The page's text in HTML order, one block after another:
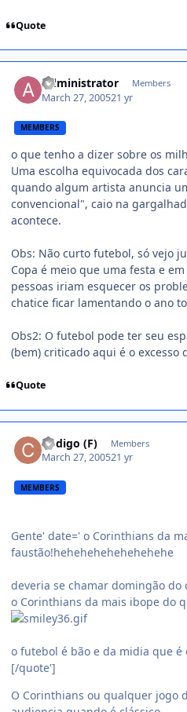
Quote
Administrator Members
March 27, 200521 yr
MEMBERS
o que tenho a dizer sobre os
Uma escolha equivocada dos
quando algum artista anuncia
convencional", caio na
acontece.
Obs: Não curto futebol, só vejo
Copa é meio que uma festa e
pessoas iriam esquecer os
chatice ficar lamentando o ano
Obs2: O futebol pode ter seu
(bem) criticado aqui é o excesso
Quote
Código (F) Members
March 27, 200521 yr
MEMBERS
Gente' date=' o Corinthians da
faustão!hehehehehehehehehe
deveria se chamar domingão do
o Corinthians da mais ibope do
o futebol é bão e da midia que é
[/quote']
O Corinthians ou qualquer jogo